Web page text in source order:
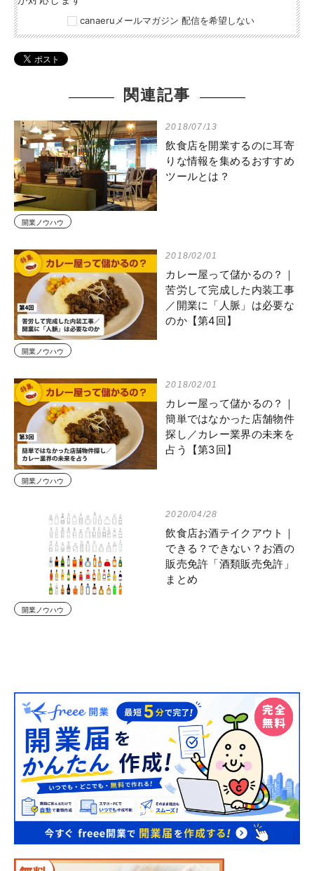
canaeruメールマガジン 配信を希望しない
関連記事
2018/07/13
飲食店を開業するのに耳寄
りな情報を集めるおすすめ
ツールとは？
開業ノウハウ
2018/02/01
カレー屋って儲かるの？｜
苦労して完成した内装工事
／開業に「人脈」は必要な
のか【第4回】
開業ノウハウ
2018/02/01
カレー屋って儲かるの？｜
簡単ではなかった店舗物件
探し／カレー業界の未来を
占う【第3回】
開業ノウハウ
2020/04/28
飲食店お酒テイクアウト｜
できる？できない？お酒の
販売免許「酒類販売免許」
まとめ
開業ノウハウ